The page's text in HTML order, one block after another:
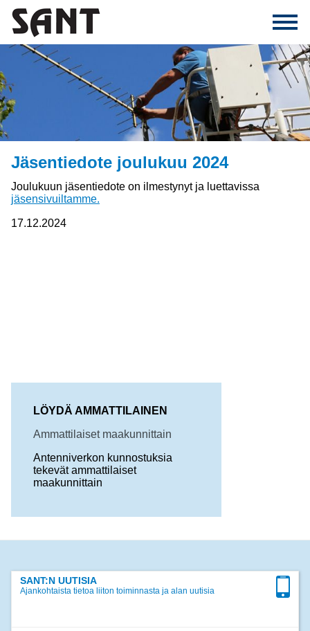
Jäsentiedote joulukuu 2024
Joulukuun jäsentiedote on ilmestynyt ja luettavissa
jäsensivuiltamme.
17.12.2024
LÖYDÄ AMMATTILAINEN
Ammattilaiset maakunnittain
Antenniverkon kunnostuksia
tekevät ammattilaiset
maakunnittain
SANT:N UUTISIA
Ajankohtaista tietoa liiton toiminnasta ja alan uutisia